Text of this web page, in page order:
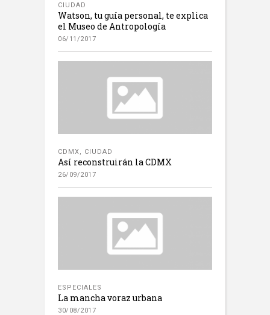
CIUDAD
Watson, tu guía personal, te explica
el Museo de Antropología
06/11/2017
CDMX, CIUDAD
Así reconstruirán la CDMX
26/09/2017
ESPECIALES
La mancha voraz urbana
30/08/2017